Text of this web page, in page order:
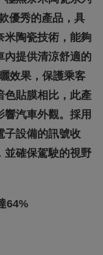
優秀的產品，具
米陶瓷技術，能夠
內提供清涼舒適的
效果，保護乘客
色貼膜相比，此產
汽車外觀。採用
子設備的訊號收
並確保駕駛的視野
64%